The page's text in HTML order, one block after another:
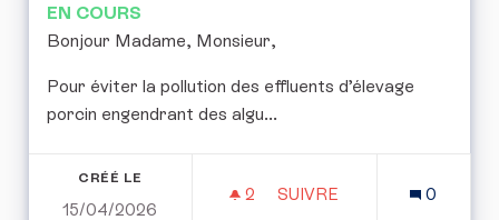
EN COURS
Bonjour Madame, Monsieur,
Pour éviter la pollution des effluents d’élevage
porcin engendrant des algu...
CRÉÉ LE
15/04/2026
2 2 ABONNÉS
SUIVRE
0